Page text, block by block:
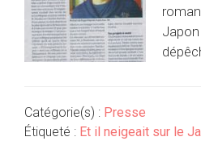
Catégorie(s) : Presse
Étiqueté : Et il neigeait sur le